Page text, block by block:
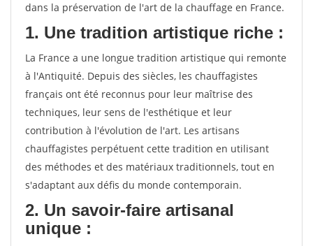
dans la préservation de l'art de la chauffage en France.
1. Une tradition artistique riche :
La France a une longue tradition artistique qui remonte
à l'Antiquité. Depuis des siècles, les chauffagistes
français ont été reconnus pour leur maîtrise des
techniques, leur sens de l'esthétique et leur
contribution à l'évolution de l'art. Les artisans
chauffagistes perpétuent cette tradition en utilisant
des méthodes et des matériaux traditionnels, tout en
s'adaptant aux défis du monde contemporain.
2. Un savoir-faire artisanal
unique :